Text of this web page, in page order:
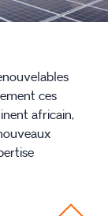
ces
africain,